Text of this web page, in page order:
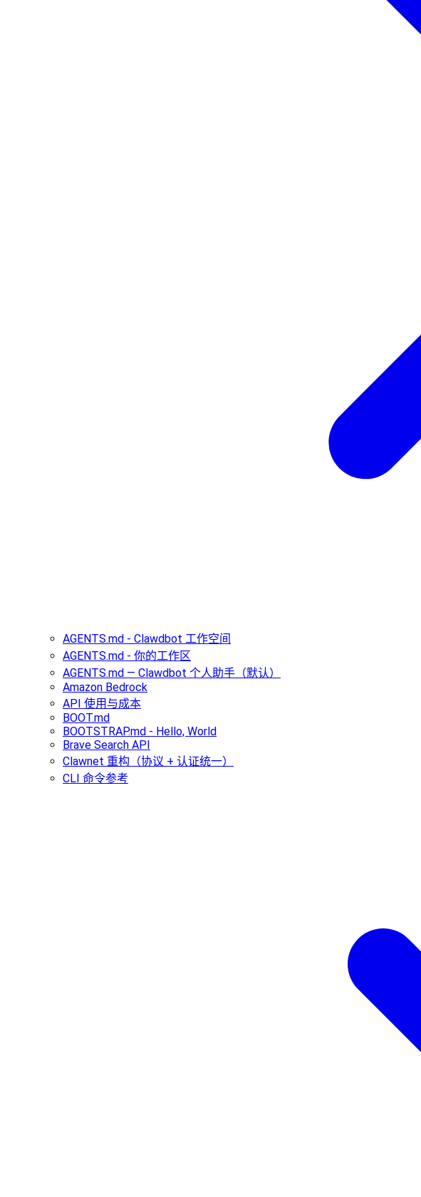
AGENTS.md - Clawdbot 工作空间
AGENTS.md - 你的工作区
AGENTS.md — Clawdbot 个人助手（默认）
Amazon Bedrock
API 使用与成本
BOOT.md
BOOTSTRAP.md - Hello, World
Brave Search API
Clawnet 重构（协议 + 认证统一）
CLI 命令参考